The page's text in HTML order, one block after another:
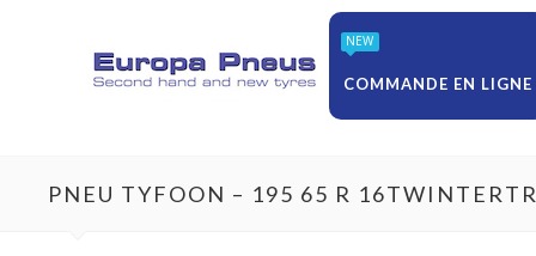
NEW
COMMANDE EN LIGNE
PNEU TYFOON – 195 65 R